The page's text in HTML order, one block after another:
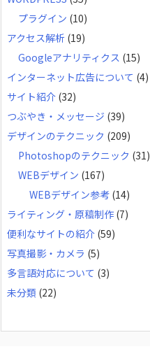
プラグイン (10)
アクセス解析 (19)
Googleアナリティクス (15)
インターネット広告について (4)
サイト紹介 (32)
つぶやき・メッセージ (39)
デザインのテクニック (209)
Photoshopのテクニック (31)
WEBデザイン (167)
WEBデザイン参考 (14)
ライティング・原稿制作 (7)
便利なサイトの紹介 (59)
写真撮影・カメラ (5)
多言語対応について (3)
未分類 (22)